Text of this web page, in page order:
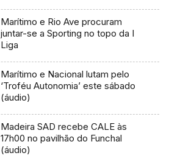
Marítimo e Rio Ave procuram
juntar-se a Sporting no topo da I
Liga
Marítimo e Nacional lutam pelo
‘Troféu Autonomia’ este sábado
(áudio)
Madeira SAD recebe CALE às
17h00 no pavilhão do Funchal
(áudio)